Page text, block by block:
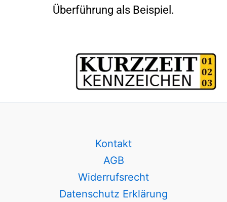
Überführung als Beispiel.
Kontakt
AGB
Widerrufsrecht
Datenschutz Erklärung